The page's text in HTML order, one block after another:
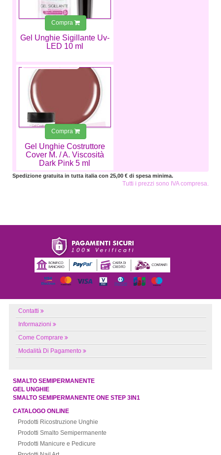
Gel Unghie Sigillante Uv-
LED 10 ml
Compra
Gel Unghie Costruttore
Cover M. / A. Viscosità
Dark Pink 5 ml
4,99 €
Compra
Spedizione gratuita in tutta italia con 25,00 € di spesa minima.
Tutti i prezzi sono IVA compresa.
Contatti
Informazioni
Come Comprare
Modalità Di Pagamento
SMALTO SEMIPERMANENTE
GEL UNGHIE
SMALTO SEMIPERMANENTE ONE STEP 3IN1
CATALOGO ONLINE
Prodotti Ricostruzione Unghie
Prodotti Smalto Semipermanente
Prodotti Manicure e Pedicure